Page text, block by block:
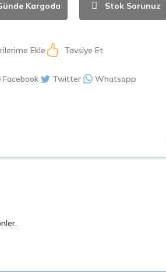
Kargoda Stok Sorunuz
Tavsiye Et
Facebook Twitter Whatsapp